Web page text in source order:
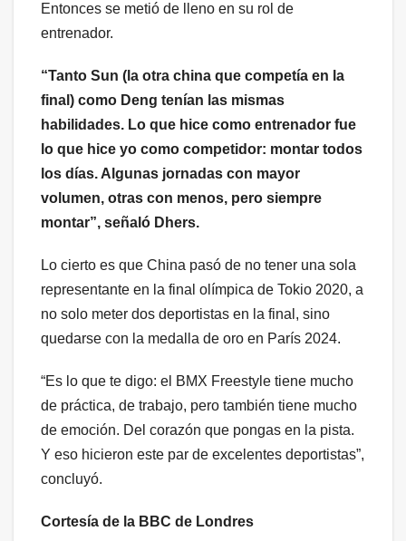
Entonces se metió de lleno en su rol de
entrenador.
“Tanto Sun (la otra china que competía en la
final) como Deng tenían las mismas
habilidades. Lo que hice como entrenador fue
lo que hice yo como competidor: montar todos
los días. Algunas jornadas con mayor
volumen, otras con menos, pero siempre
montar”, señaló Dhers.
Lo cierto es que China pasó de no tener una sola
representante en la final olímpica de Tokio 2020, a
no solo meter dos deportistas en la final, sino
quedarse con la medalla de oro en París 2024.
“Es lo que te digo: el BMX Freestyle tiene mucho
de práctica, de trabajo, pero también tiene mucho
de emoción. Del corazón que pongas en la pista.
Y eso hicieron este par de excelentes deportistas”,
concluyó.
Cortesía de la BBC de Londres